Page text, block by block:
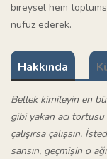
bireysel hem
nüfuz ederek.
Hakkında
Bellek kimileyin en
gibi yakan acı
çalışırsa çalışsın.
sansın, geçmişin o